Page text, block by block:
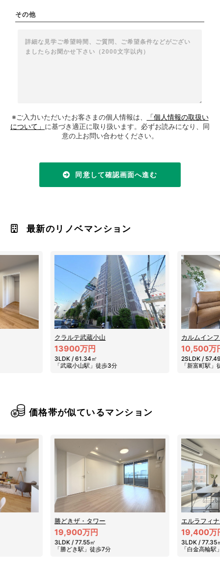
その他
※ご入力いただいたお客さまの個人情報は、
「個人情報の取扱い
について」 に基づき適正に取り扱います。必ずお読みになり、同
意の上お問い合わせください。
同意して確認画面へ進む
最新のリノベマンション
クラルテ武蔵小山
13900万円
3LDK / 61.34㎡
「武蔵小山駅」徒歩3分
カルムイン
10,500万
2SLDK /
「新富町駅」
価格帯が似ているマンション
勝どきザ・タワー
19,900万円
3LDK / 77.55㎡
「勝どき駅」徒歩7分
エルラフィ
19,400万
3LDK / 77.35
「白金高輪駅